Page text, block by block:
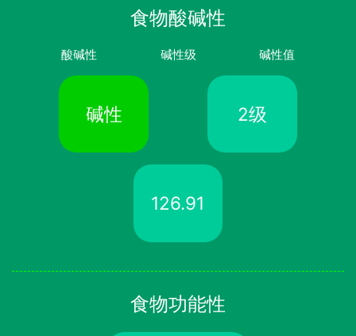
食物酸碱性
酸碱性 碱性级 碱性值
碱性 2级
126.91
食物功能性